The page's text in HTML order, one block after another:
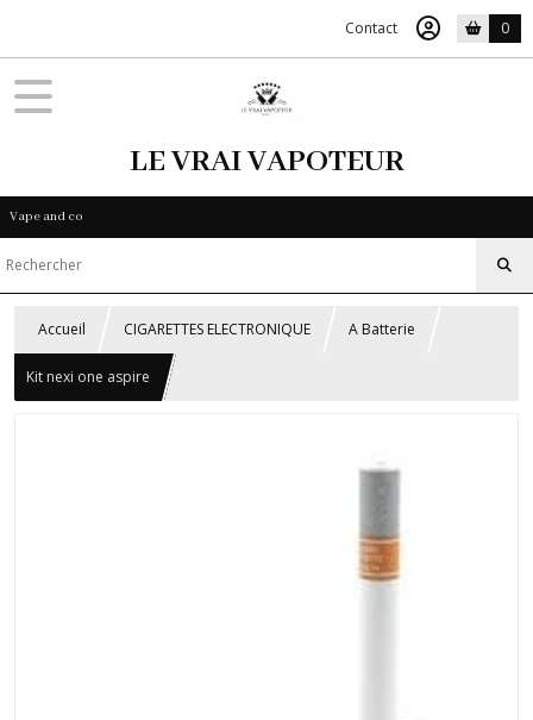
Contact 0
LE VRAI VAPOTEUR
Vape and co
Accueil CIGARETTES ELECTRONIQUE A Batterie
Kit nexi one aspire